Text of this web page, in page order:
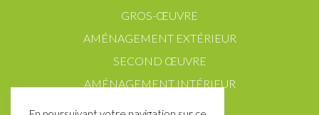
GROS-ŒUVRE
AMÉNAGEMENT EXTÉRIEUR
SECOND ŒUVRE
AMÉNAGEMENT INTÉRIEUR